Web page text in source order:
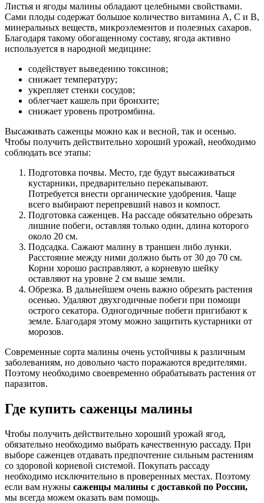
Листья и ягоды малины обладают целебными свойствами.
Сами плоды содержат большое количество витамина А, С и В,
минеральных веществ, микроэлементов и полезных сахаров.
Благодаря такому обогащенному составу, ягода активно
используется в народной медицине:
содействует выведению токсинов;
снижает температуру;
укрепляет стенки сосудов;
облегчает кашель при бронхите;
снижает уровень протромбина.
Высаживать саженцы можно как и весной, так и осенью.
Чтобы получить действительно хороший урожай, необходимо
соблюдать все этапы:
Подготовка почвы. Место, где будут высаживаться
кустарники, предварительно перекапывают.
Потребуется внести органические удобрения. Чаще
всего выбирают перепревший навоз и компост.
Подготовка саженцев. На рассаде обязательно обрезать
лишние побеги, оставляя только один, длина которого
около 20 см.
Подсадка. Сажают малину в траншеи либо лунки.
Расстояние между ними должно быть от 30 до 70 см.
Корни хорошо расправляют, а корневую шейку
оставляют на уровне 2 см выше земли.
Обрезка. В дальнейшем очень важно обрезать растения
осенью. Удаляют двухгодичные побеги при помощи
острого секатора. Одногодичные побеги пригибают к
земле. Благодаря этому можно защитить кустарники от
морозов.
Современные сорта малины очень устойчивы к различным
заболеваниям, но довольно часто поражаются вредителями.
Поэтому необходимо своевременно обрабатывать растения от
паразитов.
Где купить саженцы малины
Чтобы получить действительно хороший урожай ягод,
обязательно необходимо выбрать качественную рассаду. При
выборе саженцев отдавать предпочтение сильным растениям
со здоровой корневой системой. Покупать рассаду
необходимо исключительно в проверенных местах. Поэтому
если вам нужны саженцы малины с доставкой по России,
мы всегда можем оказать вам помощь.